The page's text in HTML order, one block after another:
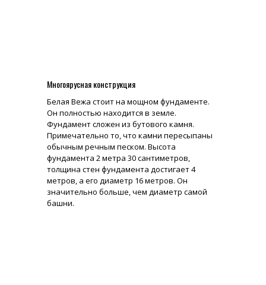
Многоярусная конструкция
Белая Вежа стоит на мощном фундаменте.
Он полностью находится в земле.
Фундамент сложен из бутового камня.
Примечательно то, что камни пересыпаны
обычным речным песком. Высота
фундамента 2 метра 30 сантиметров,
толщина стен фундамента достигает 4
метров, а его диаметр 16 метров. Он
значительно больше, чем диаметр самой
башни.